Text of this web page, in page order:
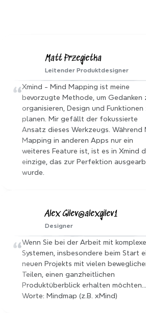
Matt Przegietka
Leitender Produktdesigner
“Xmind - Mind Mapping ist meine
bevorzugte Methode, um Gedanken
organisieren, Design und Funktionen
planen. Mir gefällt der fokussierte
Ansatz dieses Werkzeugs. Während
Mapping in anderen Apps nur ein
weiteres Feature ist, ist es in Xmind
einzige, das zur Perfektion
wurde.
Alex Gilev@alexgilev1
Designer
“Wenn Sie bei der Arbeit mit
Systemen, insbesondere beim Start
neuen Projekts mit vielen
Teilen, einen ganzheitlichen
Produktüberblick erhalten
Worte: Mindmap (z.B. xMind)